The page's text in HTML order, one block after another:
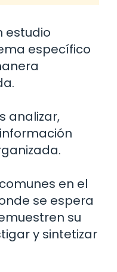
estudio
específico
analizar,
en el
se espera
su
y sintetizar